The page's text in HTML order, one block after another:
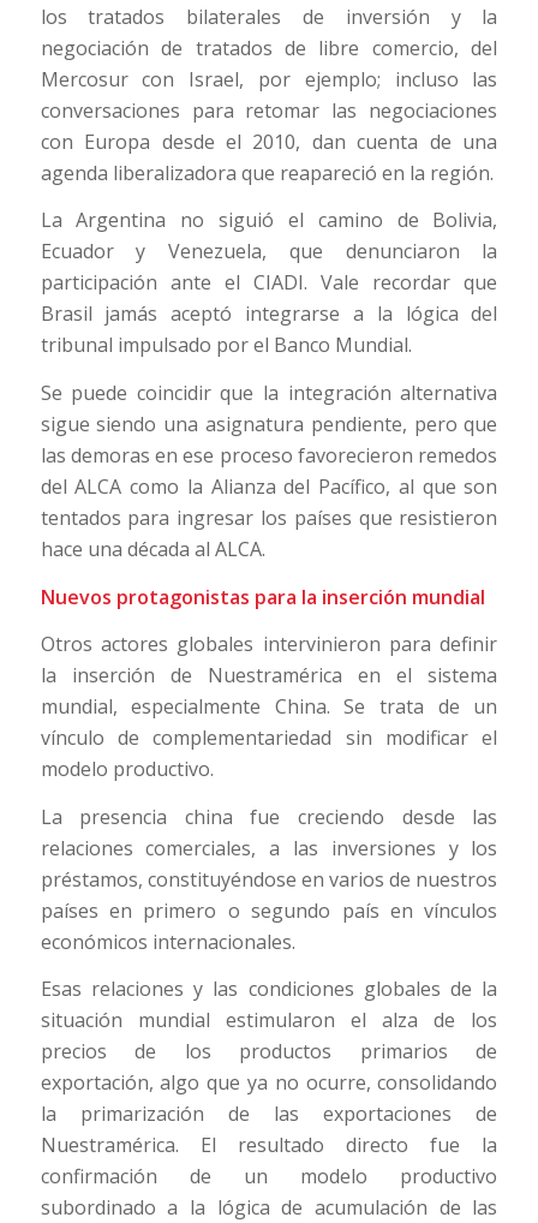
los tratados bilaterales de inversión y la
negociación de tratados de libre comercio, del
Mercosur con Israel, por ejemplo; incluso las
conversaciones para retomar las negociaciones
con Europa desde el 2010, dan cuenta de una
agenda liberalizadora que reapareció en la región.
La Argentina no siguió el camino de Bolivia,
Ecuador y Venezuela, que denunciaron la
participación ante el CIADI. Vale recordar que
Brasil jamás aceptó integrarse a la lógica del
tribunal impulsado por el Banco Mundial.
Se puede coincidir que la integración alternativa
sigue siendo una asignatura pendiente, pero que
las demoras en ese proceso favorecieron remedos
del ALCA como la Alianza del Pacífico, al que son
tentados para ingresar los países que resistieron
hace una década al ALCA.
Nuevos protagonistas para la inserción mundial
Otros actores globales intervinieron para definir
la inserción de Nuestramérica en el sistema
mundial, especialmente China. Se trata de un
vínculo de complementariedad sin modificar el
modelo productivo.
La presencia china fue creciendo desde las
relaciones comerciales, a las inversiones y los
préstamos, constituyéndose en varios de nuestros
países en primero o segundo país en vínculos
económicos internacionales.
Esas relaciones y las condiciones globales de la
situación mundial estimularon el alza de los
precios de los productos primarios de
exportación, algo que ya no ocurre, consolidando
la primarización de las exportaciones de
Nuestramérica. El resultado directo fue la
confirmación de un modelo productivo
subordinado a la lógica de acumulación de las